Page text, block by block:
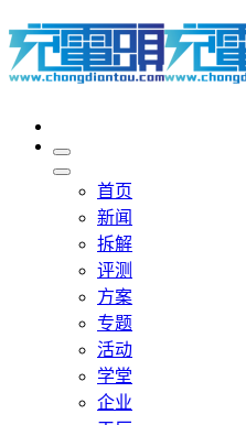
首页
新闻
拆解
评测
方案
专题
活动
学堂
企业